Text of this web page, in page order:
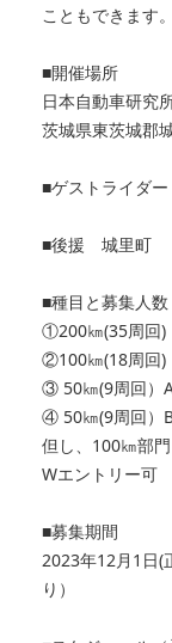
こともできます。
■開催場所
日本自動車研
茨城県東茨城郡
■ゲストライダー
■後援 城里町
■種目と募集人数
①200㎞(35周回
②100㎞(18周回
③ 50㎞(9周回
④ 50㎞(9周回）
但し、100㎞部
Wエントリー可
■募集期間
2023年12月1日(
り）